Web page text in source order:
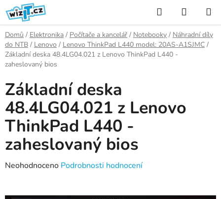
Přejít
na
obsah
Hledat
KOŠÍK
Domů / Elektronika / Počítače a kancelář / Notebooky / Náhradní díly
do NTB / Lenovo / Lenovo ThinkPad L440 model: 20AS-A1SJMC /
Základní deska 48.4LG04.021 z Lenovo ThinkPad L440 -
zaheslovaný bios
Základní deska
48.4LG04.021 z Lenovo
ThinkPad L440 -
zaheslovaný bios
Průměrné
Neohodnoceno Podrobnosti hodnocení